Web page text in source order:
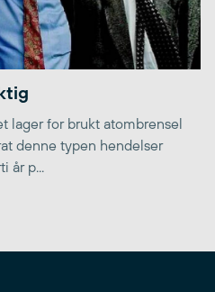
lager for brukt atombrensel
denne typen hendelser
år p...